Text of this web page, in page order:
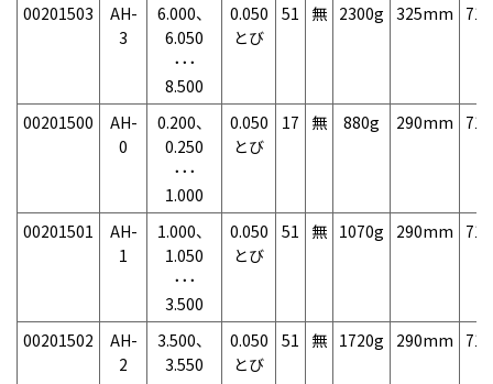
00201503
AH-
3
6.000、
6.050
･･･
8.500
0.050
とび
51 無 2300g 325mm
00201500
AH-
0
0.200、
0.250
･･･
1.000
0.050
とび
17 無 880g 290mm
00201501
AH-
1
1.000、
1.050
･･･
3.500
0.050
とび
51 無 1070g 290mm
00201502
AH-
2
3.500、
3.550
0.050
とび
51 無 1720g 290mm